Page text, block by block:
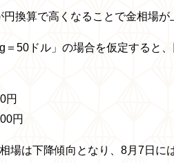
換算で高くなることで金相場が
50ドル」の場合を仮定すると
円
円
場は下降傾向となり、8月7日に